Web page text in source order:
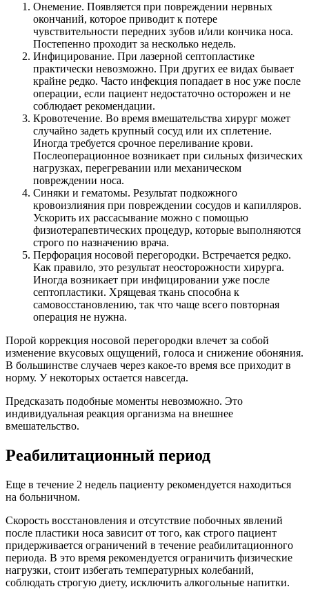
Онемение. Появляется при повреждении нервных
окончаний, которое приводит к потере
чувствительности передних зубов и/или кончика носа.
Постепенно проходит за несколько недель.
Инфицирование. При лазерной септопластике
практически невозможно. При других ее видах бывает
крайне редко. Часто инфекция попадает в нос уже после
операции, если пациент недостаточно осторожен и не
соблюдает рекомендации.
Кровотечение. Во время вмешательства хирург может
случайно задеть крупный сосуд или их сплетение.
Иногда требуется срочное переливание крови.
Послеоперационное возникает при сильных физических
нагрузках, перегревании или механическом
повреждении носа.
Синяки и гематомы. Результат подкожного
кровоизлияния при повреждении сосудов и капилляров.
Ускорить их рассасывание можно с помощью
физиотерапевтических процедур, которые выполняются
строго по назначению врача.
Перфорация носовой перегородки. Встречается редко.
Как правило, это результат неосторожности хирурга.
Иногда возникает при инфицировании уже после
септопластики. Хрящевая ткань способна к
самовосстановлению, так что чаще всего повторная
операция не нужна.
Порой коррекция носовой перегородки влечет за собой
изменение вкусовых ощущений, голоса и снижение обоняния.
В большинстве случаев через какое-то время все приходит в
норму. У некоторых остается навсегда.
Предсказать подобные моменты невозможно. Это
индивидуальная реакция организма на внешнее
вмешательство.
Реабилитационный период
Еще в течение 2 недель пациенту рекомендуется находиться
на больничном.
Скорость восстановления и отсутствие побочных явлений
после пластики носа зависит от того, как строго пациент
придерживается ограничений в течение реабилитационного
периода. В это время рекомендуется ограничить физические
нагрузки, стоит избегать температурных колебаний,
соблюдать строгую диету, исключить алкогольные напитки.